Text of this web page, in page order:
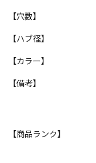
【穴数】
【ハブ径】
【カラー】
【備考】
【商品ランク】